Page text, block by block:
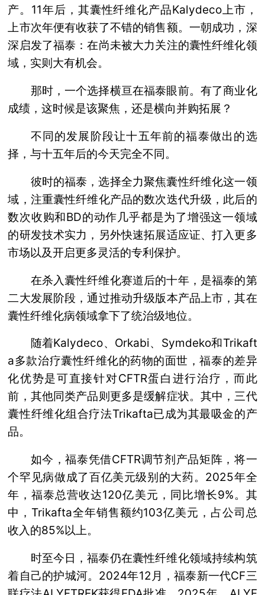
产。11年后，其囊性纤维化产品Kalydeco上市，
上市次年便有收获了不错的销售额。一朝成功，深
深启发了福泰：在尚未被大力关注的囊性纤维化领
域，实则大有机会。
那时，一个选择横亘在福泰眼前。有了商业化
成绩，这时候是该聚焦，还是横向并购拓展？
不同的发展阶段让十五年前的福泰做出的选
择，与十五年后的今天完全不同。
彼时的福泰，选择全力聚焦囊性纤维化这一领
域，注重囊性纤维化产品的数次迭代升级，此后的
数次收购和BD的动作几乎都是为了增强这一领域
的研发技术实力，另外快速拓展适应证、打入更多
市场以及开启更多灵活的专利保护。
在杀入囊性纤维化赛道后的十年，是福泰的第
二大发展阶段，通过推动升级版本产品上市，其在
囊性纤维化病领域拿下了统治级地位。
随着Kalydeco、Orkabi、Symdeko和Trikaft
a多款治疗囊性纤维化的药物的面世，福泰的差异
化优势是可直接针对CFTR蛋白进行治疗，而此
前，其他同类产品则更多是缓解症状。其中，三代
囊性纤维化组合疗法Trikafta已成为其最吸金的产
品。
如今，福泰凭借CFTR调节剂产品矩阵，将一
个罕见病做成了百亿美元级别的大药。2025年全
年，福泰总营收达120亿美元，同比增长9%。其
中，Trikafta全年销售额约103亿美元，占公司总
收入的85%以上。
时至今日，福泰仍在囊性纤维化领域持续构筑
着自己的护城河。2024年12月，福泰新一代CF三